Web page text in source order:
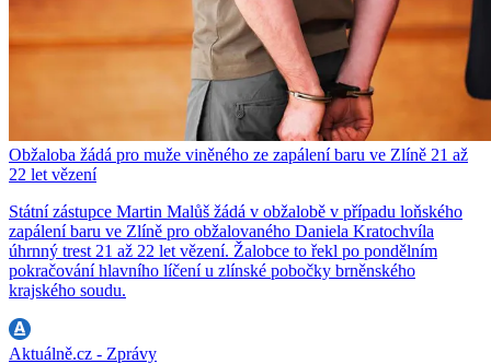
Obžaloba žádá pro muže viněného ze zapálení baru ve Zlíně 21 až
22 let vězení
Státní zástupce Martin Malůš žádá v obžalobě v případu loňského
zapálení baru ve Zlíně pro obžalovaného Daniela Kratochvíla
úhrnný trest 21 až 22 let vězení. Žalobce to řekl po pondělním
pokračování hlavního líčení u zlínské pobočky brněnského
krajského soudu.
Aktuálně.cz - Zprávy